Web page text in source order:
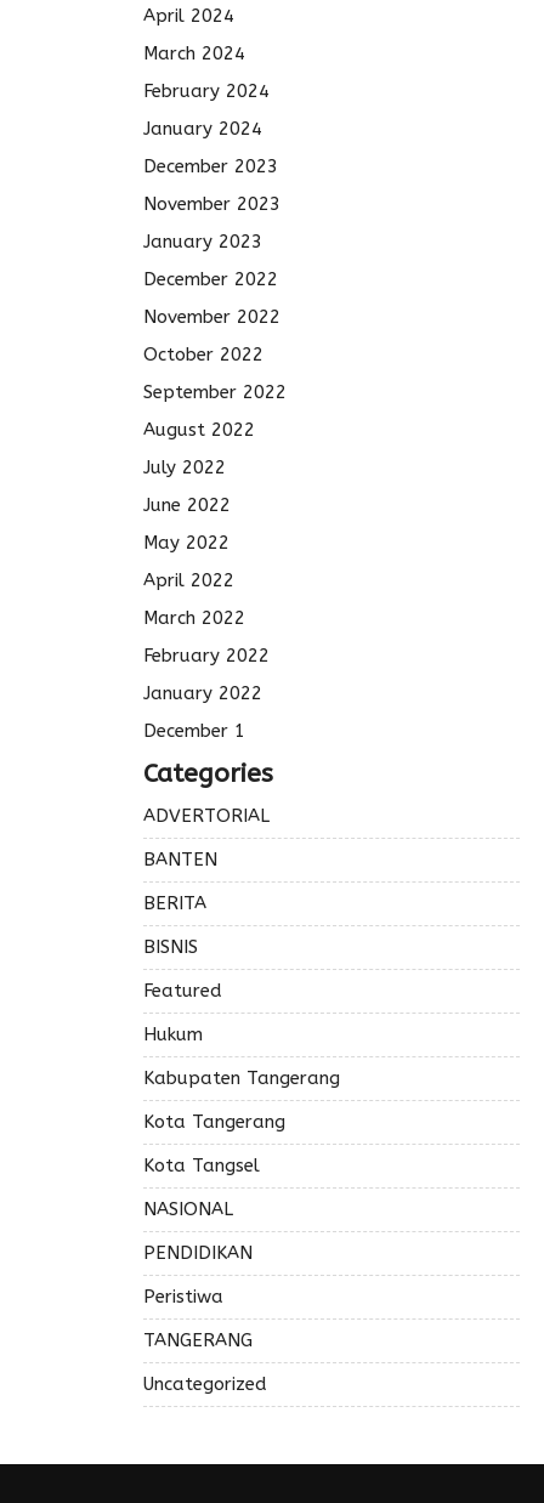
April 2024
March 2024
February 2024
January 2024
December 2023
November 2023
January 2023
December 2022
November 2022
October 2022
September 2022
August 2022
July 2022
June 2022
May 2022
April 2022
March 2022
February 2022
January 2022
December 1
Categories
ADVERTORIAL
BANTEN
BERITA
BISNIS
Featured
Hukum
Kabupaten Tangerang
Kota Tangerang
Kota Tangsel
NASIONAL
PENDIDIKAN
Peristiwa
TANGERANG
Uncategorized